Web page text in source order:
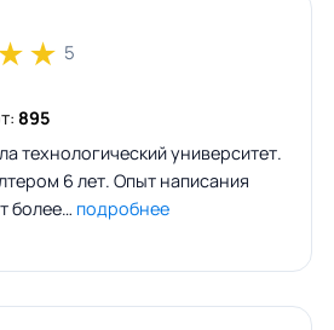
★ 5
895
технологический университет.
6 лет. Опыт написания
более… подробнее